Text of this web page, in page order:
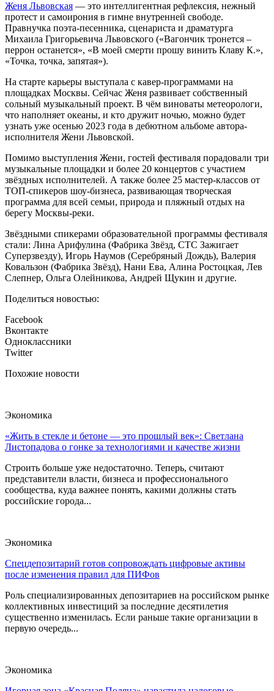
Женя Львовская — это интеллигентная рефлексия, нежный
протест и самоирония в гимне внутренней свободе.
Правнучка поэта-песенника, сценариста и драматурга
Михаила Григорьевича Львовского («Вагончик тронется –
перрон останется», «В моей смерти прошу винить Клаву К.»,
«Точка, точка, запятая»).
На старте карьеры выступала с кавер-программами на
площадках Москвы. Сейчас Женя развивает собственный
сольный музыкальный проект. В чём виноваты метеорологи,
что наполняет океаны, и кто дружит ночью, можно будет
узнать уже осенью 2023 года в дебютном альбоме автора-
исполнителя Жени Львовской.
Помимо выступления Жени, гостей фестиваля порадовали три
музыкальные площадки и более 20 концертов с участием
звёздных исполнителей. А также более 25 мастер-классов от
ТОП-спикеров шоу-бизнеса, развивающая творческая
программа для всей семьи, природа и пляжный отдых на
берегу Москвы-реки.
Звёздными спикерами образовательной программы фестиваля
стали: Лина Арифулина (Фабрика Звёзд, СТС Зажигает
Суперзвезду), Игорь Наумов (Серебряный Дождь), Валерия
Ковальзон (Фабрика Звёзд), Нани Ева, Алина Ростоцкая, Лев
Слепнер, Ольга Олейникова, Андрей Щукин и другие.
Поделиться новостью:
Facebook
Вконтакте
Одноклассники
Twitter
Похожие новости
Экономика
«Жить в стекле и бетоне — это прошлый век»: Светлана
Листопадова о гонке за технологиями и качестве жизни
Строить больше уже недостаточно. Теперь, считают
представители власти, бизнеса и профессионального
сообщества, куда важнее понять, какими должны стать
российские города...
Экономика
Спецдепозитарий готов сопровождать цифровые активы
после изменения правил для ПИФов
Роль специализированных депозитариев на российском рынке
коллективных инвестиций за последние десятилетия
существенно изменилась. Если раньше такие организации в
первую очередь...
Экономика